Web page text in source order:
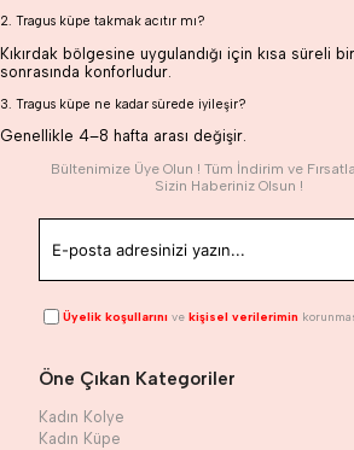
2. Tragus küpe takmak acıtır mı?
Kıkırdak bölgesine uygulandığı için kısa süreli
sonrasında konforludur.
3. Tragus küpe ne kadar sürede iyileşir?
Genellikle 4–8 hafta arası değişir.
Bültenimize Üye Olun ! Tüm İndirim ve
Sizin Haberiniz Olsun !
Üyelik koşullarını vekişisel verilerimin
Öne Çıkan Kategoriler
Kadın Kolye
Kadın Küpe